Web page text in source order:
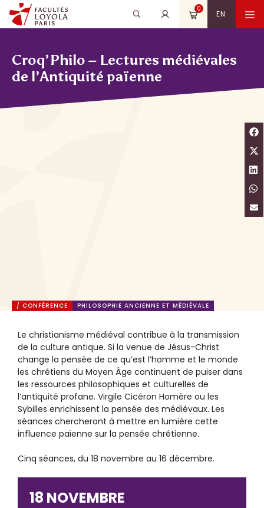
au
contenu
EN
0
Recherche
pour
Rechercher
Croq’Philo – Lectures médiévales
de l’Antiquité païenne
/ CONFÉRENCE PHILOSOPHIE ANCIENNE ET MÉDIÉVALE
Le christianisme médiéval contribue à la transmission
de la culture antique. Si la venue de Jésus-Christ
change la pensée de ce qu’est l’homme et le monde
les chrétiens du Moyen Âge continuent de puiser dans
les ressources philosophiques et culturelles de
l’antiquité profane. Virgile Cicéron Homère ou les
Sybilles enrichissent la pensée des médiévaux. Les
séances chercheront à mettre en lumière cette
influence païenne sur la pensée chrétienne.
Cinq séances, du 18 novembre au 16 décembre.
18 NOVEMBRE